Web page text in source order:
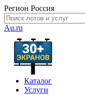
Регион Россия
Au.ru
Каталог
Услуги